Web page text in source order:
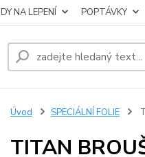
NA LEPENÍ POPTÁVKY
Úvod SPECIÁLNÍ FOLIE
TITAN